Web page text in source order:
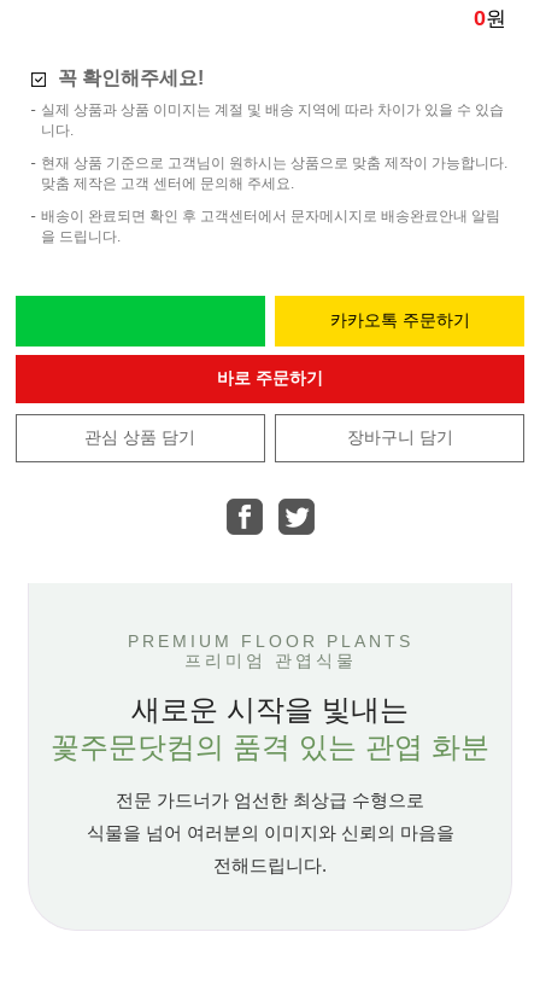
0원
꼭 확인해주세요!
실제 상품과 상품 이미지는 계절 및 배송 지역에 따라 차이가 있을 수 있습
니다.
현재 상품 기준으로 고객님이 원하시는 상품으로 맞춤 제작이 가능합니다.
맞춤 제작은 고객 센터에 문의해 주세요.
배송이 완료되면 확인 후 고객센터에서 문자메시지로 배송완료안내 알림
을 드립니다.
카카오톡 주문하기
바로 주문하기
관심 상품 담기 장바구니 담기
PREMIUM FLOOR PLANTS
프리미엄 관엽식물
새로운 시작을 빛내는
꽃주문닷컴의 품격 있는 관엽 화분
전문 가드너가 엄선한 최상급 수형으로
식물을 넘어 여러분의 이미지와 신뢰의 마음을
전해드립니다.